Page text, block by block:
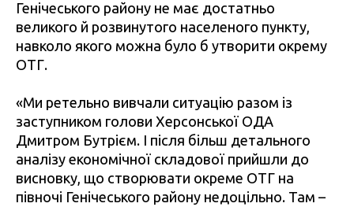
Генічеського району не має достатньо
великого й розвинутого населеного пункту,
навколо якого можна було б утворити окрему
ОТГ.
«Ми ретельно вивчали ситуацію разом із
заступником голови Херсонської ОДА
Дмитром Бутрієм. І після більш детального
аналізу економічної складової прийшли до
висновку, що створювати окреме ОТГ на
півночі Генічеського району недоцільно. Там –